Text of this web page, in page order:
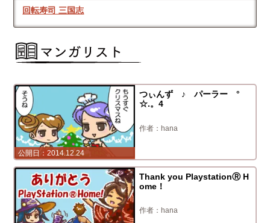
回転寿司 三国志
2014.12.24
つぃんず ♪ パーラー °
☆.。4
hana
Thank you PlaystationⓇ H
ome！
hana